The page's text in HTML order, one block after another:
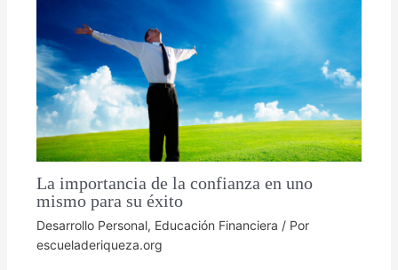
La importancia de la confianza en uno
mismo para su éxito
Desarrollo Personal, Educación Financiera / Por
escueladeriqueza.org